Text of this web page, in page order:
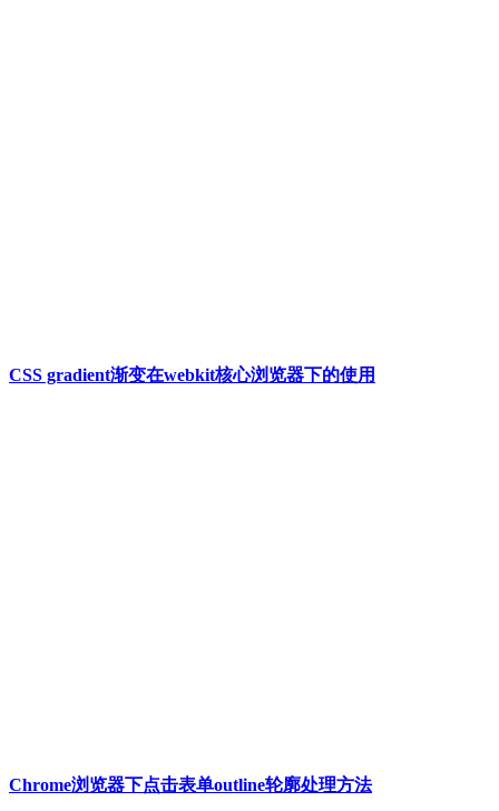
CSS gradient渐变在webkit核心浏览器下的使用
Chrome浏览器下点击表单outline轮廓处理方法